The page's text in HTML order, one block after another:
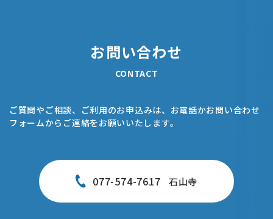
お問い合わせ
CONTACT
ご質問やご相談、ご利用のお申込みは、お電話かお問い合わせ
フォームからご連絡をお願いいたします。
077-574-7617 石山寺